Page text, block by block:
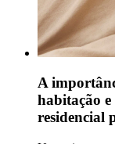
A
habitação e
residencial